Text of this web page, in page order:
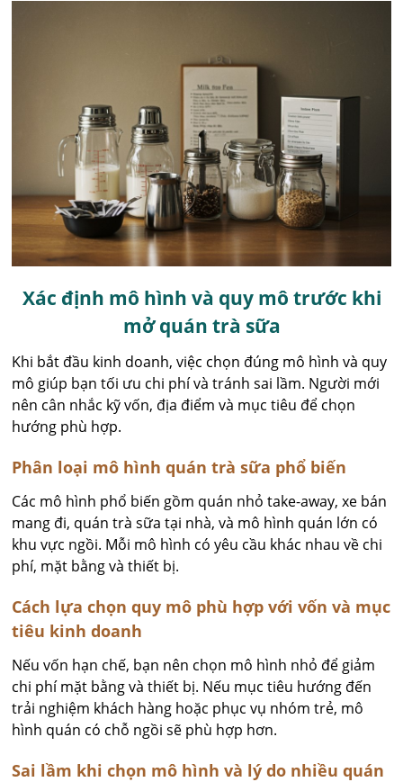
Xác định mô hình và quy mô trước khi
mở quán trà sữa
Khi bắt đầu kinh doanh, việc chọn đúng mô hình và quy
mô giúp bạn tối ưu chi phí và tránh sai lầm. Người mới
nên cân nhắc kỹ vốn, địa điểm và mục tiêu để chọn
hướng phù hợp.
Phân loại mô hình quán trà sữa phổ biến
Các mô hình phổ biến gồm quán nhỏ take-away, xe bán
mang đi, quán trà sữa tại nhà, và mô hình quán lớn có
khu vực ngồi. Mỗi mô hình có yêu cầu khác nhau về chi
phí, mặt bằng và thiết bị.
Cách lựa chọn quy mô phù hợp với vốn và mục
tiêu kinh doanh
Nếu vốn hạn chế, bạn nên chọn mô hình nhỏ để giảm
chi phí mặt bằng và thiết bị. Nếu mục tiêu hướng đến
trải nghiệm khách hàng hoặc phục vụ nhóm trẻ, mô
hình quán có chỗ ngồi sẽ phù hợp hơn.
Sai lầm khi chọn mô hình và lý do nhiều quán